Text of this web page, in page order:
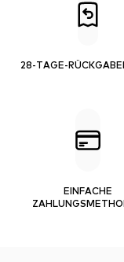
28-TAGE-
EINFACHE